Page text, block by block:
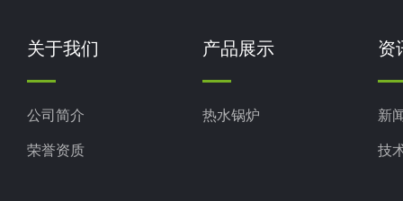
关于我们
公司简介
荣誉资质
产品展示
热水锅炉
资
新
技